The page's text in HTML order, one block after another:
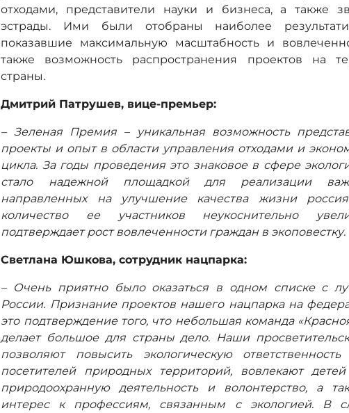
отходами, представители науки и бизнеса, а также
эстрады. Ими были отобраны наиболее
показавшие максимальную масштабность и
также возможность распространения проектов на
страны.
Дмитрий Патрушев, вице-премьер:
– Зеленая Премия – уникальная возможность
проекты и опыт в области управления отходами и
цикла. За годы проведения это знаковое в сфере
стало надежной площадкой для реализации
направленных на улучшение качества жизни
количество ее участников неукоснительно
подтверждает рост вовлеченности граждан в экоповестку.
Светлана Юшкова, сотрудник нацпарка:
– Очень приятно было оказаться в одном списке с
России. Признание проектов нашего нацпарка на
это подтверждение того, что небольшая команда
делает большое для страны дело. Наши
позволяют повысить экологическую
посетителей природных территорий, вовлекают
природоохранную деятельность и волонтерство, а
интерес к профессиям, связанным с экологией. В